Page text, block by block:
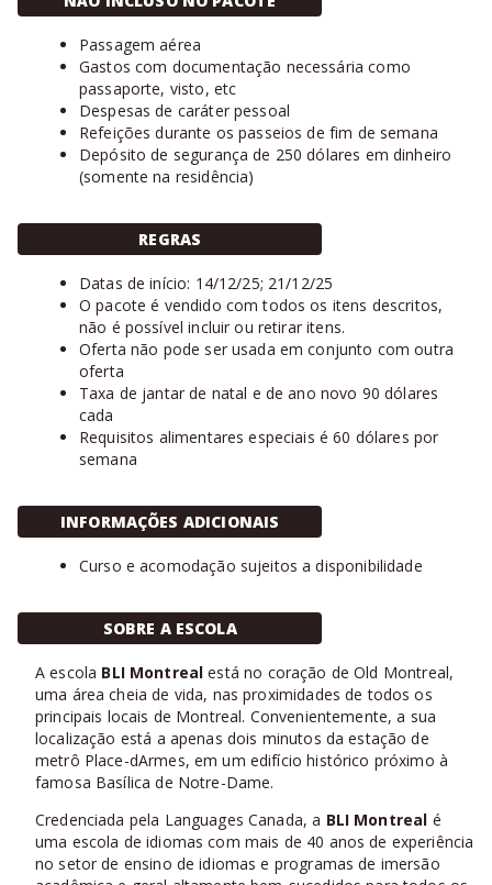
Passagem aérea
Gastos com documentação necessária como
passaporte, visto, etc
Despesas de caráter pessoal
Refeições durante os passeios de fim de semana
Depósito de segurança de 250 dólares em dinheiro
(somente na residência)
REGRAS
Datas de início: 14/12/25; 21/12/25
O pacote é vendido com todos os itens descritos,
não é possível incluir ou retirar itens.
Oferta não pode ser usada em conjunto com outra
oferta
Taxa de jantar de natal e de ano novo 90 dólares
cada
Requisitos alimentares especiais é 60 dólares por
semana
INFORMAÇÕES ADICIONAIS
Curso e acomodação sujeitos a disponibilidade
SOBRE A ESCOLA
A escola BLI Montreal está no coração de Old Montreal,
uma área cheia de vida, nas proximidades de todos os
principais locais de Montreal. Convenientemente, a sua
localização está a apenas dois minutos da estação de
metrô Place-dArmes, em um edifício histórico próximo à
famosa Basílica de Notre-Dame.
Credenciada pela Languages ​​Canada, a BLI Montreal é
uma escola de idiomas com mais de 40 anos de experiência
no setor de ensino de idiomas e programas de imersão